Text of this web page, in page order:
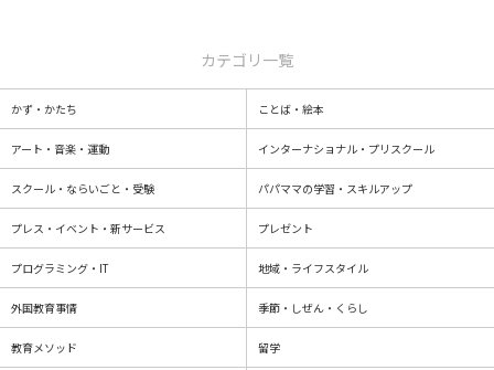
カテゴリ一覧
かず・かたち ことば・絵本
アート・音楽・運動 インターナショナル・プリスクール
スクール・ならいごと・受験 パパママの学習・スキルアップ
プレス・イベント・新サービス プレゼント
プログラミング・IT 地域・ライフスタイル
外国教育事情 季節・しぜん・くらし
教育メソッド 留学